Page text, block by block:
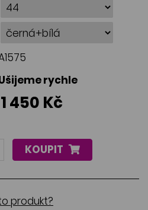
rychle
1 450 Kč
KOUPIT
produkt?